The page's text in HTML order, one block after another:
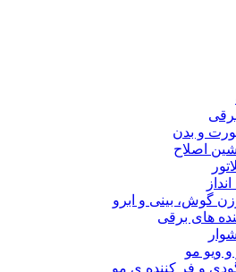
و بدن
اصلاح
انداز
گوش، بینی و ابرو
های برقی
و ویو مو
و فر کننده ی مو